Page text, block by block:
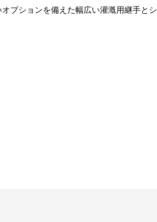
プションを備えた幅広い灌漑用継手とシ